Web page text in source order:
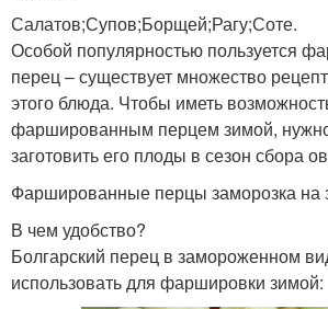
Салатов;Супов;Борщей;Рагу;Соте.
Особой популярностью пользуется
перец – существует множество
этого блюда. Чтобы иметь
фаршированным перцем зимой,
заготовить его плоды в сезон сбора
Фаршированные перцы заморозка на
В чем удобство?
Болгарский перец в замороженном
использовать для фаршировки зимой: